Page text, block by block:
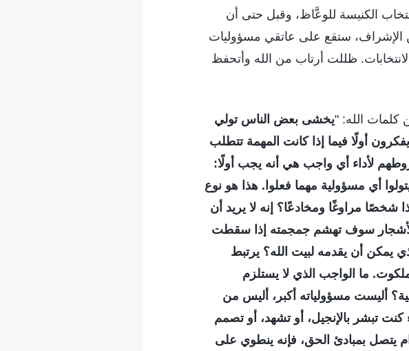
الكنيسة للوعَّاظ، وقبل حتى أن
الإشراف، ستقع على عاتقي مسؤوليات
ظللت أرتاب من الله وأتحفظ
كلمات الله: "يخشى بعض الناس تولي
أولًا فيما إذا كانت المهمة تتطلب
لأداء أي واجب هي أنه يجب أولًا:
يتولوا أي مسؤولية مهما فعلوا. هذا هو نوع
شخصًا مراوغًا ومخادعًا؟ إنه لا يريد أن
سوف تهشم جمجمته إذا سقطت
يمكن أن يقدمه لبيت الله؟ يرتبط
ما الواجب الذي لا يستلزم
أليست مسؤولياته أكبر، أليس من
تبشر بالإنجيل، أو تشهد، أو تصمم
يتصل بمبادئ الحق، فإنه ينطوي على